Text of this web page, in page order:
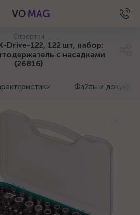
VO MAG
Отвертки
Drive-122, 122 шт, набор:
с насадками
{26816}
Файлы и